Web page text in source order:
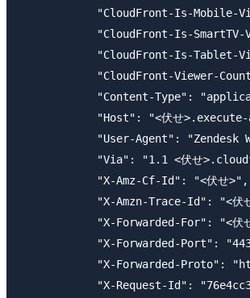
"CloudFront-Is-Mobile-
"CloudFront-Is-SmartTV-
"CloudFront-Is-Tablet-
"CloudFront-Viewer-
"Content-Type":
"Host": "<伏せ
"User-Agent": "Zendesk
"Via": "1.1 <伏せ
            "X-Amz-Cf-Id": "<伏せ>",
"X-Amzn-Trace-Id": "<伏
"X-Forwarded-For": "<伏
"X-Forwarded-Port":
"X-Forwarded-Proto":
"X-Request-Id":